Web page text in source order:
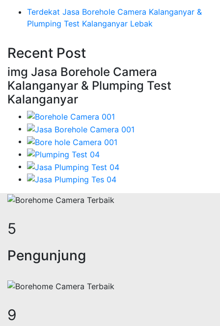
Terdekat Jasa Borehole Camera Kalanganyar &
Plumping Test Kalanganyar Lebak
Recent Post
img Jasa Borehole Camera
Kalanganyar & Plumping Test
Kalanganyar
6
Pengunjung
11